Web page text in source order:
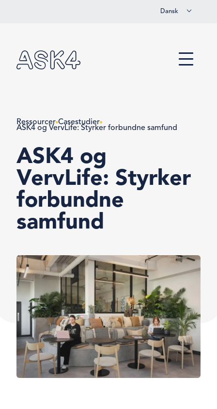
Dansk
Menu
Ressourcer Casestudier
ASK4 og VervLife: Styrker forbundne samfund
ASK4 og
VervLife: Styrker
forbundne
samfund